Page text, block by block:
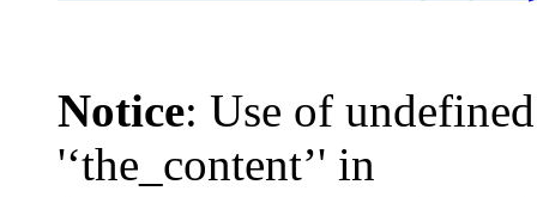
Notice: Use of
'‘the_content’' in